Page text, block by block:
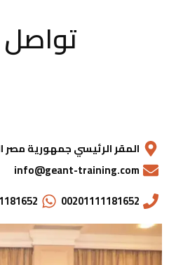
المقر الرئيسي جمهورية مصر
info@geant-training.com
00201111181652